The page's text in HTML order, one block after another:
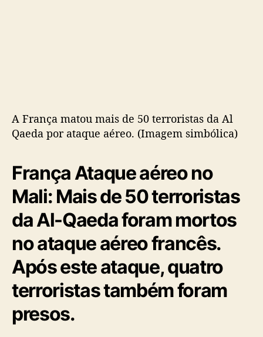
A França matou mais de 50 terroristas da Al
Qaeda por ataque aéreo. (Imagem simbólica)
França Ataque aéreo no
Mali: Mais de 50 terroristas
da Al-Qaeda foram mortos
no ataque aéreo francês.
Após este ataque, quatro
terroristas também foram
presos.